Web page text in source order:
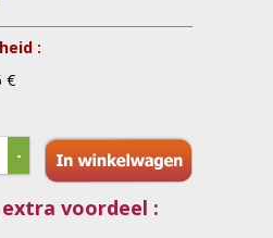
Verpakkings eenheid :
€
-
voordeel :